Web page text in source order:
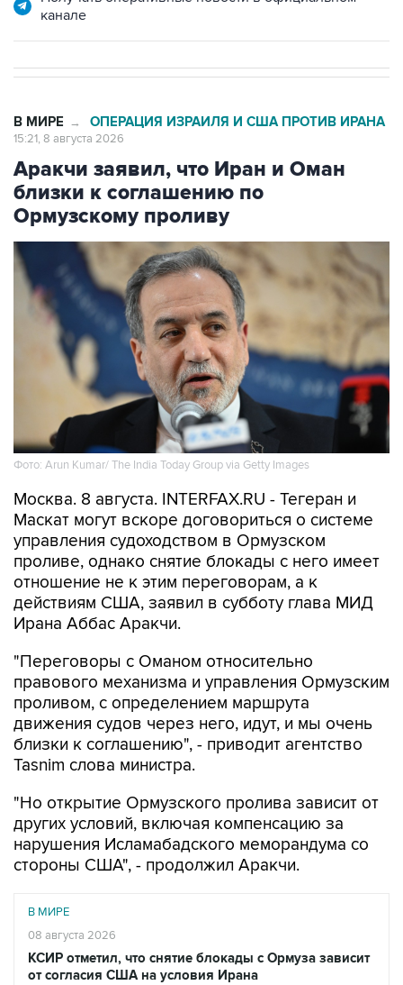
Аракчи заявил, что Иран и Оман
близки к соглашению по
Ормузскому проливу
Фото: Arun Kumar/ The India Today Group via Getty Images
Москва. 8 августа. INTERFAX.RU - Тегеран и
управления судоходством в Ормузском
проливе, однако снятие блокады с него имеет
отношение не к этим переговорам, а к
действиям США, заявил в субботу глава МИД
Ирана Аббас Аракчи.
"Переговоры с Оманом относительно
проливом, с определением маршрута
движения судов через него, идут, и мы очень
близки к соглашению", - приводит агентство
Tasnim слова министра.
"Но открытие Ормузского пролива зависит от
нарушения Исламабадского меморандума со
стороны США", - продолжил Аракчи.
В МИРЕ
КСИР отметил, что снятие блокады с Ормуза зависит
от согласия США на условия Ирана
Читать подробнее